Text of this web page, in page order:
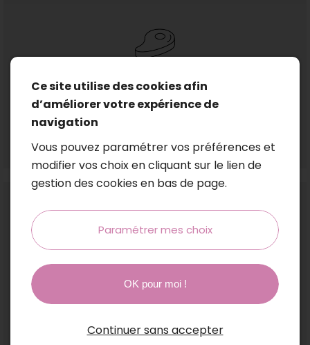
Saucisse au cresson
Boudin noir
Ce site utilise des cookies afin
d’améliorer votre expérience de
navigation
Vous pouvez paramétrer vos préférences et
modifier vos choix en cliquant sur le lien de
gestion des cookies en bas de page.
Paramétrer mes choix
OK pour moi !
Continuer sans accepter